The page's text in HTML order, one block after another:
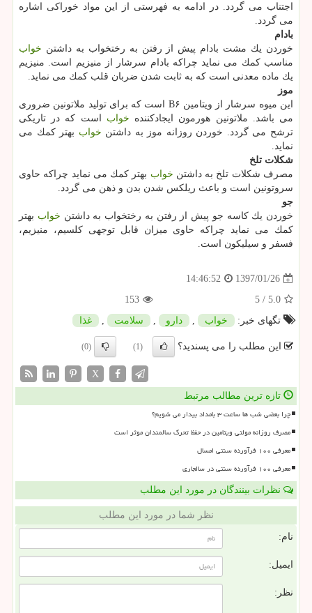
اجتناب می گردد. در ادامه به فهرستی از این مواد خوراكی اشاره
می گردد.
بادام
خوردن یك مشت بادام پیش از رفتن به رختخواب به داشتن خواب
مناسب كمك می نماید چراكه بادام سرشار از منیزیم است. منیزیم
یك ماده معدنی است كه به ثابت شدن ضربان قلب كمك می نماید.
موز
این میوه سرشار از ویتامین B۶ است كه برای تولید ملاتونین ضروری
می باشد. ملاتونین هورمون ایجادكننده خواب است كه در تاریكی
ترشح می گردد. خوردن روزانه موز به داشتن خواب بهتر كمك می
نماید.
شكلات تلخ
مصرف شكلات تلخ به داشتن خواب بهتر كمك می نماید چراكه حاوی
سروتونین است و باعث ریلكس شدن بدن و ذهن می گردد.
جو
خوردن یك كاسه جو پیش از رفتن به رختخواب به داشتن خواب بهتر
كمك می نماید چراكه حاوی میزان قابل توجهی كلسیم، منیزیم،
فسفر و سیلیكون است.
1397/01/26
14:46:52
5.0
/
5
153
تگهای خبر:
خواب , دارو , سلامت , غذا
این مطلب را می پسندید؟ (1)
(0)
X
تازه ترین مطالب مرتبط
چرا بعضی شب ها ساعت ۳ بامداد بیدار می شویم؟
مصرف روزانه مولتی ویتامین در حفظ تحرک سالمندان موثر است
معرفی ۱۰۰ فرآورده سنتی امسال
معرفی ۱۰۰ فرآورده سنتی در سالجاری
نظرات بینندگان در مورد این مطلب
نظر شما در مورد این مطلب
نام:
ایمیل:
نظر: